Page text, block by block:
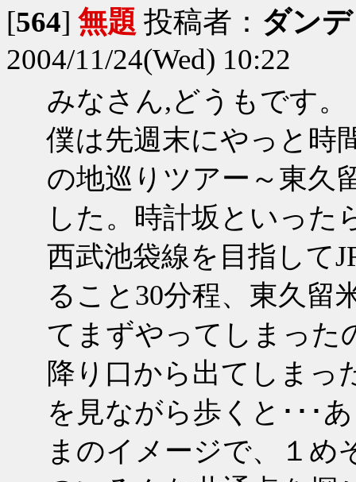
[564] 無題 投稿者： ダン
2004/11/24(Wed) 10:22
みなさん,どうもです。
僕は先週末にやっと時
の地巡りツアー～東久
した。時計坂といった
西武池袋線を目指して
ること30分程、東久留
てまずやってしまった
降り口から出てしまっ
を見ながら歩くと･･･
まのイメージで、１め